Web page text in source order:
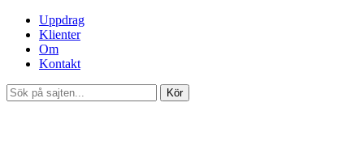
Uppdrag
Klienter
Om
Kontakt